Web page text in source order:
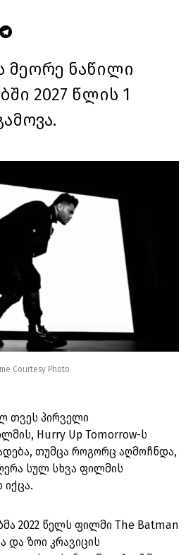
მეორე ნაწილი
2027 წლის 1
Courtesy Photo
თვეს პირველი
Hurry Up Tomorrow-ს
თუმცა როგორც აღმოჩნდა,
სულ სხვა ფილმის
იქცა.
2022 წელს ფილმი The Batman
და ზოი კრავიცის